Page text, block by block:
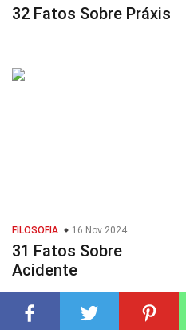
32 Fatos Sobre Práxis
FILOSOFIA 16 Nov 2024
31 Fatos Sobre
Acidente